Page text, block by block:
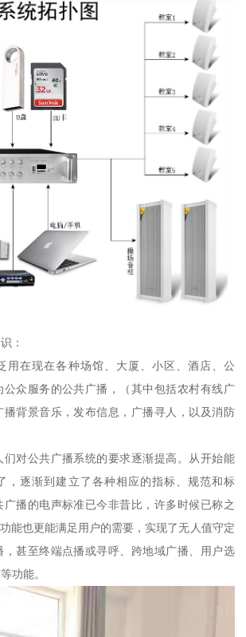
：
用在现在各种场馆、大厦、小区、酒店、公
公众服务的公共广播，（其中包括农村有线广
播背景音乐，发布信息，广播寻人，以及消防
们对公共广播系统的要求逐渐提高。从开始能
，逐渐到建立了各种相应的指标、规范和标
播的电声标准已今非昔比，许多时候已称之
能也更能满足用户的需要，实现了无人值守定
，甚至终端点播或寻呼、跨地域广播、用户选
功能。